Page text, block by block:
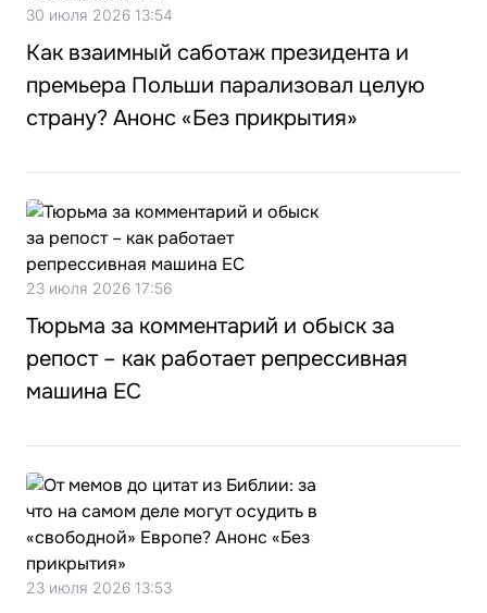
30 июля 2026 13:54
Как взаимный саботаж президента и
премьера Польши парализовал целую
страну? Анонс «Без прикрытия»
23 июля 2026 17:56
Тюрьма за комментарий и обыск за
репост – как работает репрессивная
машина ЕС
23 июля 2026 13:53